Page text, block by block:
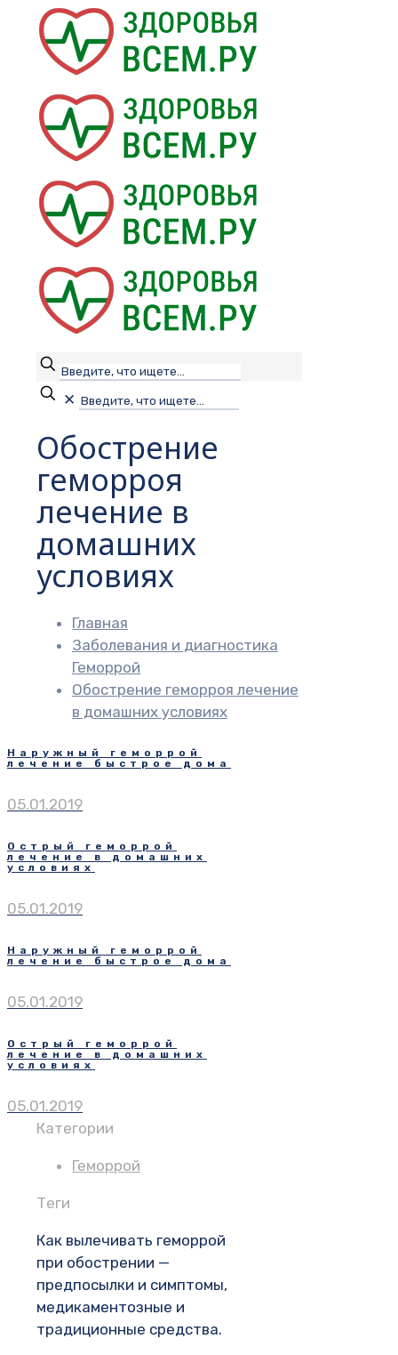
✕
Обострение
геморроя
лечение в
домашних
условиях
Главная
Заболевания и диагностика
Геморрой
Обострение геморроя лечение
в домашних условиях
Наружный геморрой
лечение быстрое дома
05.01.2019
Острый геморрой
лечение в домашних
условиях
05.01.2019
Наружный геморрой
лечение быстрое дома
05.01.2019
Острый геморрой
лечение в домашних
условиях
05.01.2019
Категории
Геморрой
Теги
Как вылечивать геморрой
при обострении —
предпосылки и симптомы,
медикаментозные и
традиционные средства.